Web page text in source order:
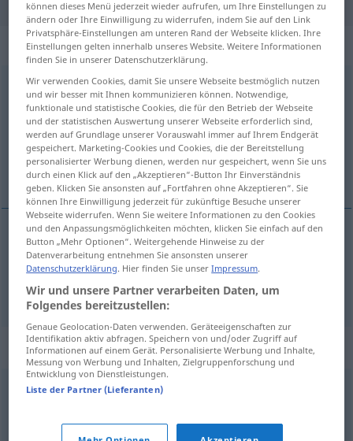
„aufstehen“
aufstehen
Übersicht aller Übersetzungen
(Für mehr Details die Übersetzung anklicken/antippen)
起きる, 立ち上がる
起きる[okiru] aufstehen morgens
立ち上がる [tachiagaru] aufstehenvom Stuhl
Synonyme für "aufstehen"
können dieses Menü jederzeit wieder aufrufen, um Ihre Einstellungen zu
ändern oder Ihre Einwilligung zu widerrufen, indem Sie auf den Link
Privatsphäre-Einstellungen am unteren Rand der Webseite klicken. Ihre
Einstellungen gelten innerhalb unseres Website. Weitere Informationen
finden Sie in unserer Datenschutzerklärung.
Wir verwenden Cookies, damit Sie unsere Webseite bestmöglich nutzen
und wir besser mit Ihnen kommunizieren können. Notwendige,
funktionale und statistische Cookies, die für den Betrieb der Webseite
und der statistischen Auswertung unserer Webseite erforderlich sind,
werden auf Grundlage unserer Vorauswahl immer auf Ihrem Endgerät
gespeichert. Marketing-Cookies und Cookies, die der Bereitstellung
personalisierter Werbung dienen, werden nur gespeichert, wenn Sie uns
durch einen Klick auf den „Akzeptieren“-Button Ihr Einverständnis
geben. Klicken Sie ansonsten auf „Fortfahren ohne Akzeptieren“. Sie
können Ihre Einwilligung jederzeit für zukünftige Besuche unserer
Webseite widerrufen. Wenn Sie weitere Informationen zu den Cookies
und den Anpassungsmöglichkeiten möchten, klicken Sie einfach auf den
Button „Mehr Optionen“. Weitergehende Hinweise zu der
Datenverarbeitung entnehmen Sie ansonsten unserer
Datenschutzerklärung. Hier finden Sie unserImpressum.
Wir und unsere Partner verarbeiten Daten, um
Folgendes bereitzustellen:
Genaue Geolocation-Daten verwenden. Geräteeigenschaften zur
Identifikation aktiv abfragen. Speichern von und/oder Zugriff auf
Informationen auf einem Gerät. Personalisierte Werbung und Inhalte,
Messung von Werbung und Inhalten, Zielgruppenforschung und
Entwicklung von Dienstleistungen.
Liste der Partner (Lieferanten)